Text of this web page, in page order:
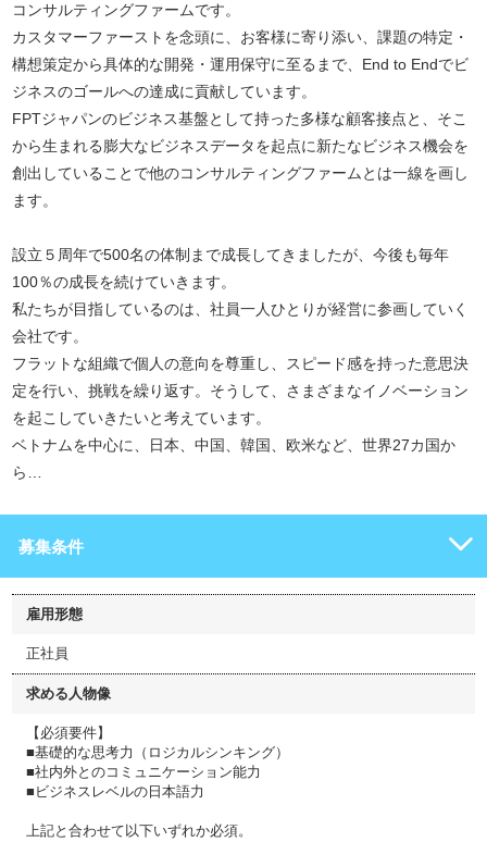
コンサルティングファームです。
カスタマーファーストを念頭に、お客様に寄り添い、課題の特定・
構想策定から具体的な開発・運用保守に至るまで、End to Endでビ
ジネスのゴールへの達成に貢献しています。
FPTジャパンのビジネス基盤として持った多様な顧客接点と、そこ
から生まれる膨大なビジネスデータを起点に新たなビジネス機会を
創出していることで他のコンサルティングファームとは一線を画し
ます。
設立５周年で500名の体制まで成長してきましたが、今後も毎年
100％の成長を続けていきます。
私たちが目指しているのは、社員一人ひとりが経営に参画していく
会社です。
フラットな組織で個人の意向を尊重し、スピード感を持った意思決
定を行い、挑戦を繰り返す。そうして、さまざまなイノベーション
を起こしていきたいと考えています。
ベトナムを中心に、日本、中国、韓国、欧米など、世界27カ国か
ら…
募集条件
雇用形態
正社員
求める人物像
【必須要件】
■基礎的な思考力（ロジカルシンキング）
■社内外とのコミュニケーション能力
■ビジネスレベルの日本語力
上記と合わせて以下いずれか必須。